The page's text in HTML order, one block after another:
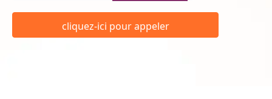
cliquez-ici pour appeler